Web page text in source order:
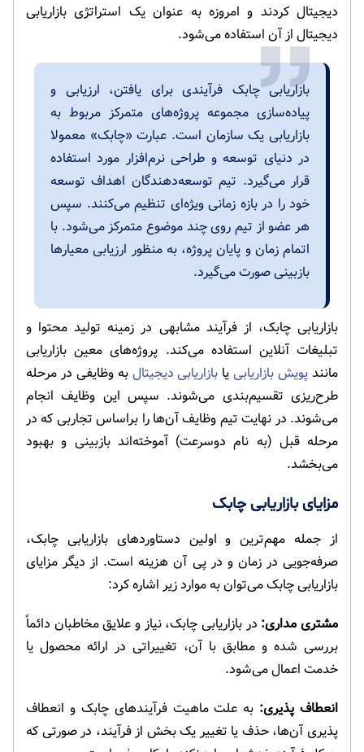
دیجیتال کردند و امروزه به عنوان یک استراتژی بازاریابی
دیجیتال از آن استفاده می‌شود.
بازاریابی چابک فرآیندی برای یافتن، ارزیابی و
پیاده‌سازی مجموعه پروژه‌های متمرکز مربوط به
بازاریابی یک سازمان است. عبارت «چابک» معمولا
در دنیای توسعه و طراحی نرم‌افزار مورد استفاده
قرار می‌گیرد. تیم توسعه‌دهندگان اهداف توسعه
خود را در بازه زمانی ویژه‌ای تنظیم می‌کنند. سپس
هر عضو از تیم روی چند موضوع متمرکز می‌شود. با
اتمام زمان و پایان پروژه، به منظور ارزیابی معیارها
بازبینی صورت می‌گیرد.
بازاریابی چابک، از فرآیند مشابهی در زمینه تولید محتوا و
تبلیغات آنلاین استفاده می‌کند. پروژه‌های معین بازاریابی
مانند پویش بازاریابییا بازاریابی دیجیتال به وظایفی در مرحله
طرح‌ریزی تقسیم‌بندی می‌شوند. سپس این وظایف انجام
می‌شوند. در نهایت تیم وظایف آن‌ها را براساس تجاربی که در
مرحله قبل (به نام دوسرعت) آموخته‌اند بازبینی و بهبود
می‌بخشد.
مزایای بازاریابی چابک
از جمله مهم‌ترین و اولین دستاوردهای بازاریابی چابک،
صرفه‌جویی در زمان و در پی آن هزینه است. از دیگر مزایای
بازاریابی چابک می‌توان به موارد زیر اشاره کرد:
مشتری مداری: در بازاریابی چابک، نیاز و علایق مخاطبان دائماً
بررسی شده و مطابق با آن، تغییراتی در ارائه محصول یا
خدمت اعمال می‌شود.
انعطاف پذیری: به علت ماهیت فرآیندهای چابک و انعطاف
پذیری آن‌ها، حذف یا تغییر یک بخش از فرآیند، در صورتی که